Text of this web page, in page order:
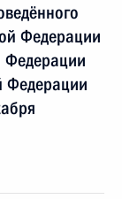
Федерации
Федерации
Федерации